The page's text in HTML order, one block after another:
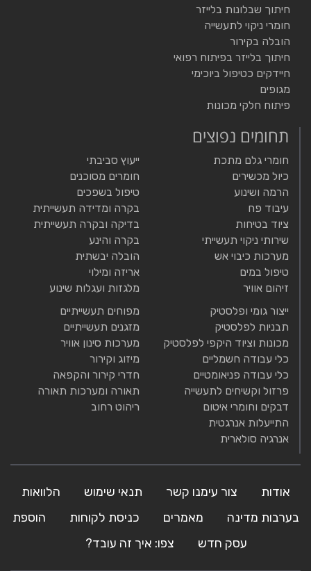
חיתוך שבלונות בלייזר
חומרי ניקוי לתעשייה
הובלה בקירור
חיתוך בלייזר בפיתוח רפואי
חיידקים כטיפול ביוכימי
מגופים
פיתוח חלקי מכונות
תחומים נפוצים
חומרי גלם מתכת
כיול מכשירים
הרמה ושינוע
עיבוד פח
ציוד בטיחות
שירותי ניקוי תעשייתי
מערכות כיבוי אש
טיפול במים
זיהום אוויר
ייעוץ סביבתי
חומרים מסוכנים
טיפול בשפכים
בקרה ומדידה תעשייתית
בדיקה ובקרה תעשייתית
בקרה והינע
הובלה יבשתית
אריזה ומילוי
מלגזות ועגלות שינוע
ייצור גומי ופלסטיק
תבניות לפלסטיק
מכונות וציוד היקפי לפלסטיק
כלי עבודה חשמליים
כלי עבודה פניאומטיים
פרזול וקשיחים לתעשייה
דבקים וחומרי איטום
התייעלות אנרגטית
אנרגיה סולארית
מפוחים תעשייתיים
מזגנים תעשייתיים
מערכות סינון אוויר
מיזוג וקירור
חדרי קירור והקפאה
תאורה ומערכות תאורה
ריהוט רחוב
אודות צור עימנו קשר תנאי שימוש
הלוואות
בערבות מדינה
מאמרים כניסת לקוחות
הוספת
עסק חדש
צפו: איך זה עובד?